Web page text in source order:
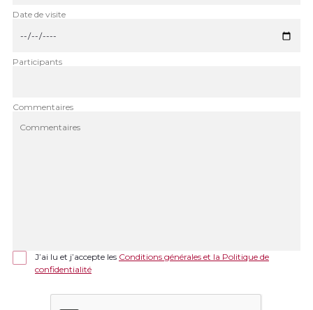
Date de visite
Participants
Commentaires
J’ai lu et j’accepte les Conditions générales et la Politique de
confidentialité